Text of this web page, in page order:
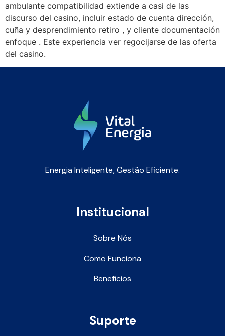
ambulante compatibilidad extiende a casi de las
discurso del casino, incluir estado de cuenta dirección,
cuña y desprendimiento retiro , y cliente documentación
enfoque . Este experiencia ver regocijarse de las oferta
del casino.
Energia Inteligente, Gestão Eficiente.
Institucional
Sobre Nós
Como Funciona
Benefícios
Suporte